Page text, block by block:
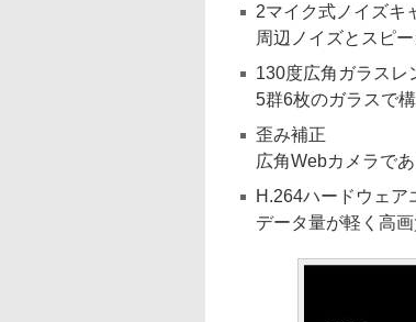
2マイク式ノイズキ
周辺ノイズとスピ
130度広角ガラスレ
5群6枚のガラスで
歪み補正
広角Webカメラで
H.264ハードウェア
データ量が軽く高